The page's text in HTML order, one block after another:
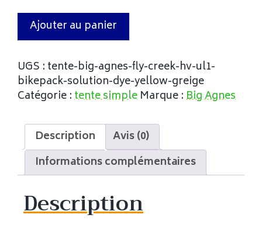
Ajouter au panier
UGS : tente-big-agnes-fly-creek-hv-ul1-
bikepack-solution-dye-yellow-greige
Catégorie :tente simple Marque :Big Agnes
Description
Avis (0)
Informations complémentaires
Description